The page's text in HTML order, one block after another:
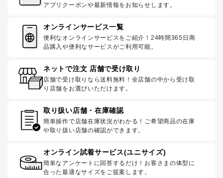
アプリクーポンや最新情報をお知らせします。
オンラインサービス一覧
便利なオンラインサービスをご紹介！24時間365日商
品購入や便利なサービスがご利用可能。
ネットで注文 店舗で受け取り
店舗で受け取りなら送料無料！全店舗の中から受け取
り店舗をお選びいただけます。
取り扱い店舗・在庫確認
簡単操作で店舗在庫状況がわかる！ご希望商品の在庫
や取り扱い店舗の確認ができます。
オンライン試着サービス(ユニサイズ)
簡単なアンケートに回答するだけ！お客さまの体型に
合った最適なサイズをご提案します。